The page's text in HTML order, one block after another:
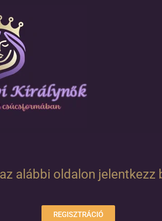
alábbi oldalon jelentkezz
REGISZTRÁCIÓ